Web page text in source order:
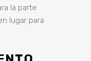
la parte
lugar para